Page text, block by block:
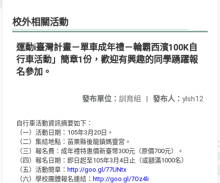
校外相關活動
運動i臺灣計畫－單車成年禮－輪霸西濱100K自
行車活動」簡章1份，歡迎有興趣的同學踴躍報
名參加。
發布人： ylsh12
發布單位： 訓育組 |
自行車活動資訊摘要如下：
（一）活動日期：105年3月20日。
（二）集結地點：苗栗縣後龍鎮媽靈宮。
（三）報名費：成年禮特惠價新臺幣300元（原價700元）。
（四）報名日期：即日起至105年3月4日止（或額滿1000名）
（五）活動簡章： http://goo.gl/77UNtx
（六）學校團體報名連結： http://goo.gl/7Oz4li